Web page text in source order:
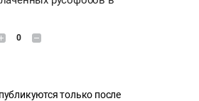
0
только после